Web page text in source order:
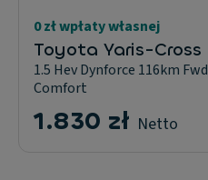
0 zł wpłaty własnej
Toyota Yaris-Cross
1.5 Hev Dynforce 116km Fwd
Comfort
1.830 zł Netto